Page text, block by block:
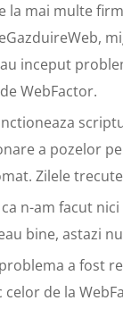
la mai multe
inceput
WebFactor.
a pozelor
Zilele
n-am facut
bine, astazi
a fost
celor de la